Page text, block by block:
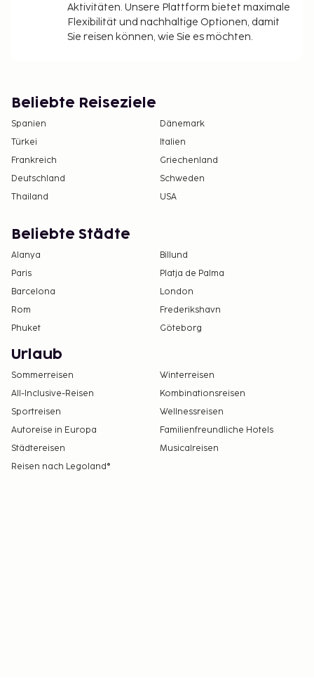
Aktivitäten. Unsere Plattform bietet maximale
Flexibilität und nachhaltige Optionen, damit
Sie reisen können, wie Sie es möchten.
Beliebte Reiseziele
Spanien
Dänemark
Türkei
Italien
Frankreich
Griechenland
Deutschland
Schweden
Thailand
USA
Beliebte Städte
Alanya
Billund
Paris
Platja de Palma
Barcelona
London
Rom
Frederikshavn
Phuket
Göteborg
Urlaub
Sommerreisen
Winterreisen
All-Inclusive-Reisen
Kombinationsreisen
Sportreisen
Wellnessreisen
Autoreise in Europa
Familienfreundliche Hotels
Städtereisen
Musicalreisen
Reisen nach Legoland®